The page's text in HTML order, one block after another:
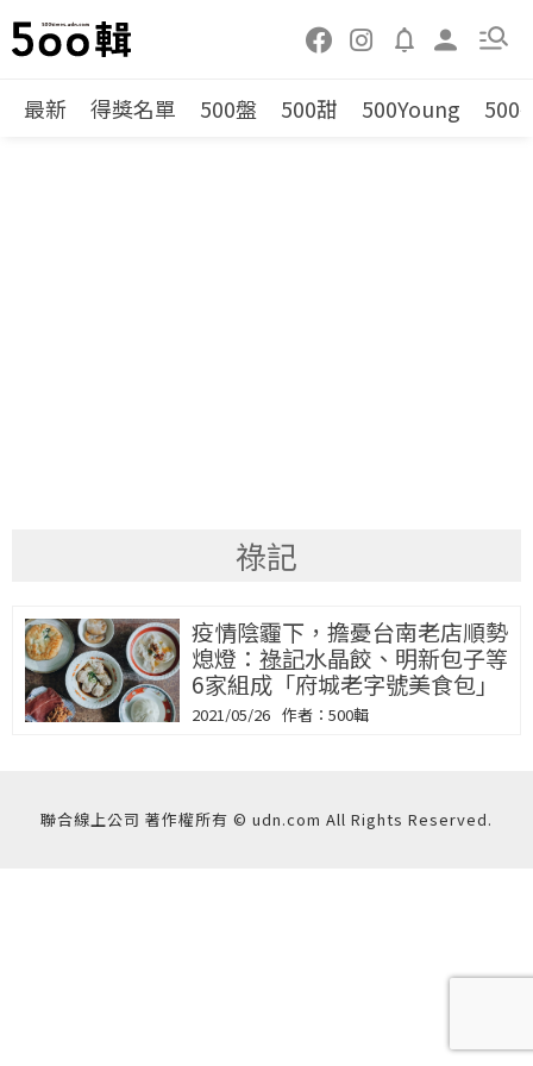
最新 得獎名單 500盤 500甜 500Young 500
祿記
疫情陰霾下，擔憂台南老店順勢
熄燈： 祿記水晶餃、明新包子等
6家組成「府城老字號美食包」
2021/05/26 500輯
聯合線上公司 著作權所有 © udn.com All Rights Reserved.